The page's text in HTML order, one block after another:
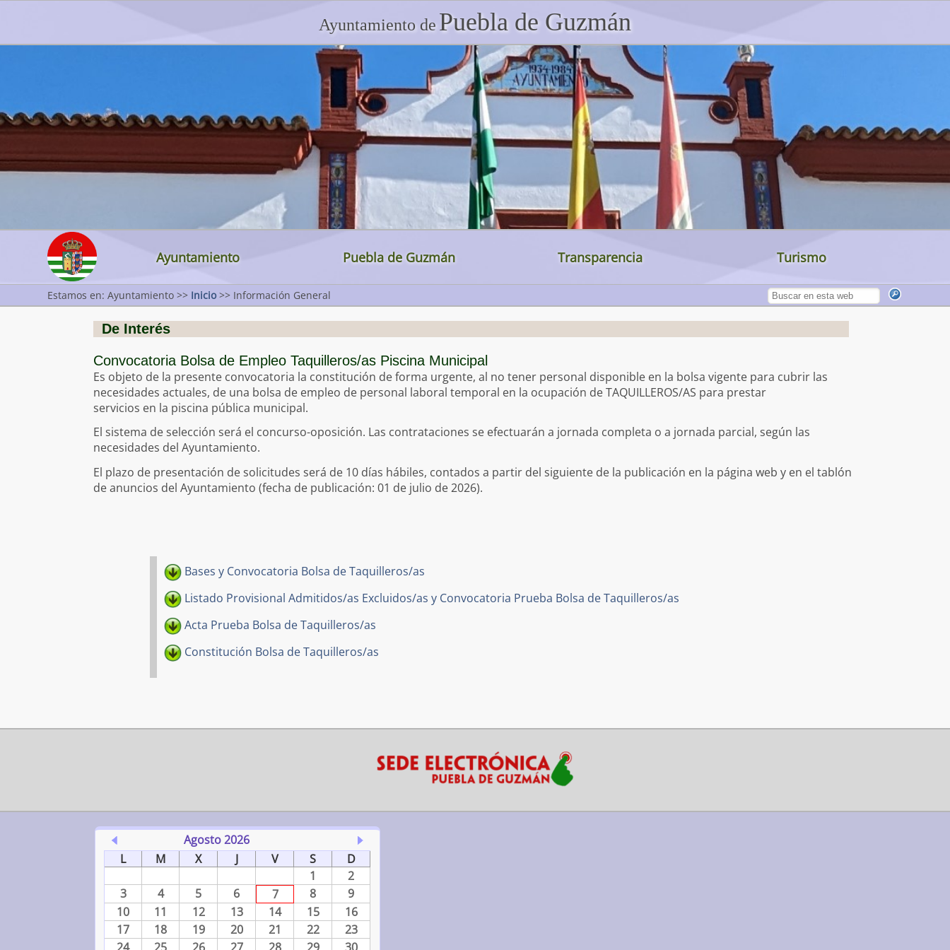
Ayuntamiento de Puebla de Guzmán
Ayuntamiento
Inicio
Junta de Gobierno
Servicios Municipales
Adjudicaciones
Empadronamiento/ Convivencia
Tasas e Impuestos
Normas Subsidiarias
Plan Municipal de Vivienda y Suelo
Plan Especial Cabeza Enjambraderos
Puebla de Guzmán
Actualidad
Tejido Asociativo
Servicios a la Ciudadanía
Enlaces de Interés
Transparencia Turismo
Estamos en: Ayuntamiento >> Inicio>> Información General
De Interés
Convocatoria Bolsa de Empleo Taquilleros/as Piscina Municipal
Es objeto de la presente convocatoria la constitución de forma urgente, al no tener personal disponible en la bolsa vigente para cubrir las
necesidades actuales, de una bolsa de empleo de personal laboral temporal en la ocupación de TAQUILLEROS/AS para prestar
servicios en la piscina pública municipal.
El sistema de selección será el concurso-oposición. Las contrataciones se efectuarán a jornada completa o a jornada parcial, según las
necesidades del Ayuntamiento.
El plazo de presentación de solicitudes será de 10 días hábiles, contados a partir del siguiente de la publicación en la página web y en el tablón
de anuncios del Ayuntamiento (fecha de publicación: 01 de julio de 2026).
Bases y Convocatoria Bolsa de Taquilleros/as
Listado Provisional Admitidos/as Excluidos/as y Convocatoria Prueba Bolsa de Taquilleros/as
Acta Prueba Bolsa de Taquilleros/as
Constitución Bolsa de Taquilleros/as
Agosto 2026
L
M X J V S
D
1
2
3
4 5 6 7 8
9
10
11 12 13 14 15
16
17
18 19 20 21 22
23